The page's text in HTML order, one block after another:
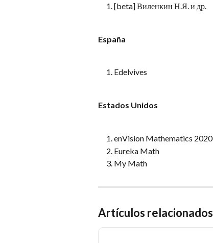
[beta] Виленкин Н.Я. и др.
España
Edelvives
Estados Unidos
enVision Mathematics 2020
Eureka Math
My Math
Artículos relacionados